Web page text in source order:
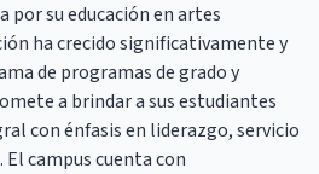
por su educación en artes
ha crecido significativamente y
de programas de grado y
a brindar a sus estudiantes
con énfasis en liderazgo, servicio
campus cuenta con